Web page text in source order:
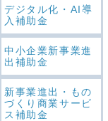
デジタル化・AI導
入補助金
中小企業新事業進
出補助金
新事業進出・もの
づくり商業サービ
ス補助金